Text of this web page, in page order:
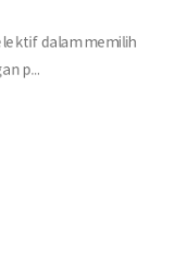
dalam memilih
p...